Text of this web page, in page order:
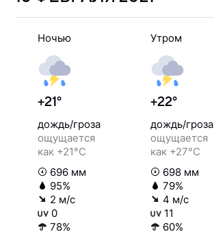
Ночью
+21°
дождь/гроза
ощущается
как +21°C
696 мм
95%
2 м/с
0
78%
Утром
+22°
дождь/гроза
ощущается
как +27°C
698 мм
79%
4 м/с
11
60%